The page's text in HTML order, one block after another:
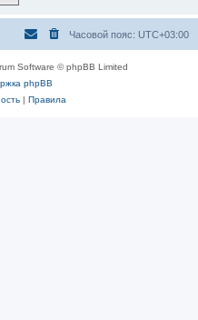
Часовой пояс: UTC+03:00
Software © phpBB Limited
phpBB
| Правила